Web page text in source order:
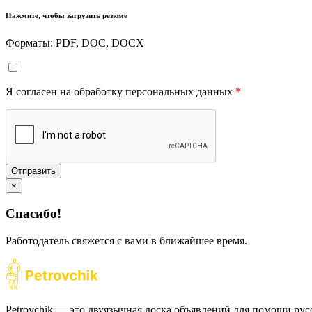
Нажмите, чтобы загрузить резюме
Форматы: PDF, DOC, DOCX
Я согласен на обработку персональных данных *
Отправить
×
Спасибо!
Работодатель свяжется с вами в ближайшее время.
Petrovchik — это двуязычная доска объявлений для помощи